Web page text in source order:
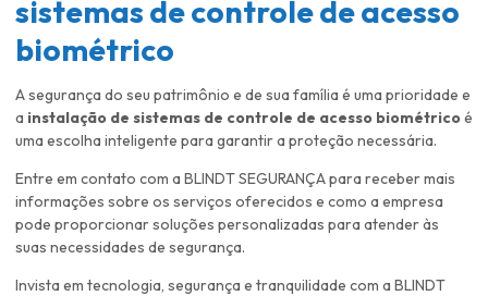
sistemas de controle de acesso
biométrico
A segurança do seu patrimônio e de sua família é uma prioridade e
a instalação de sistemas de controle de acesso biométricoé
uma escolha inteligente para garantir a proteção necessária.
Entre em contato com a BLINDT SEGURANÇA para receber mais
informações sobre os serviços oferecidos e como a empresa
pode proporcionar soluções personalizadas para atender às
suas necessidades de segurança.
Invista em tecnologia, segurança e tranquilidade com a BLINDT